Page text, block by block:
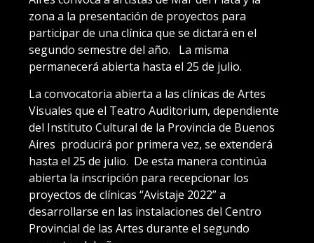
zona a la presentación de proyectos para
participar de una clínica que se dictará en el
segundo semestre del año. La misma
permanecerá abierta hasta el 25 de julio.
La convocatoria abierta a las clínicas de Artes
Visuales que el Teatro Auditorium, dependiente
del Instituto Cultural de la Provincia de Buenos
Aires producirá por primera vez, se extenderá
hasta el 25 de julio. De esta manera continúa
abierta la inscripción para recepcionar los
proyectos de clínicas “Avistaje 2022” a
desarrollarse en las instalaciones del Centro
Provincial de las Artes durante el segundo